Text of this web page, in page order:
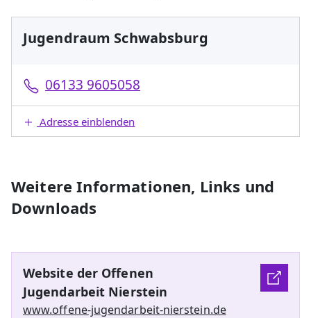
Jugendraum Schwabsburg
06133 9605058
Adresse einblenden
Weitere Informationen, Links und
Downloads
Website der Offenen
Jugendarbeit Nierstein
www.offene-jugendarbeit-nierstein.de